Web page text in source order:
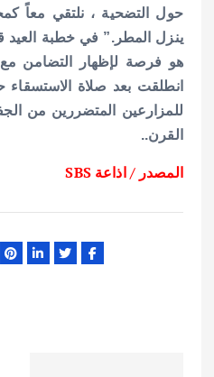
حول التضحية ، نلتقي معاً
ينزل المطر.” في خطبة العيد
هو فرصة لإظهار التضامن مع
انطلقت بعد صلاة
للمزارعين المتضررين من
القرن..
المصدر / اذاعة SBS